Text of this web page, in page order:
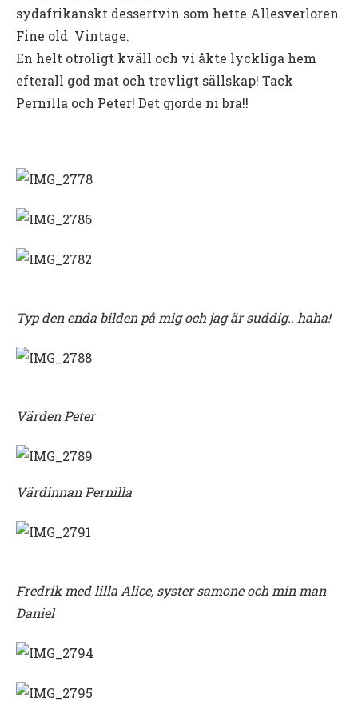
sydafrikanskt dessertvin som hette Allesverloren
Fine old Vintage.
En helt otroligt kväll och vi åkte lyckliga hem
efterall god mat och trevligt sällskap! Tack
Pernilla och Peter! Det gjorde ni bra!!
Typ den enda bilden på mig och jag är suddig.. haha!
Värden Peter
Värdinnan Pernilla
Fredrik med lilla Alice, syster samone och min man
Daniel